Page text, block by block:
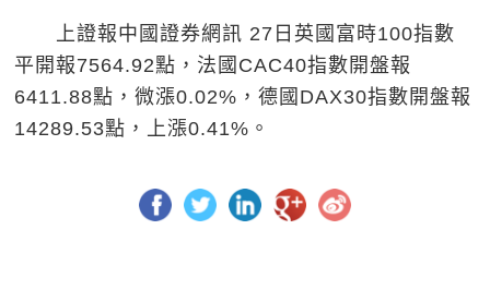
上證報中國證券網訊 27日英國富時100指數
平開報7564.92點，法國CAC40指數開盤報
6411.88點，微漲0.02%，德國DAX30指數開盤報
14289.53點，上漲0.41%。